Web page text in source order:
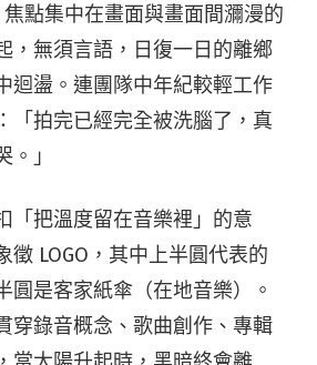
點集中在畫面與畫面間瀰漫的
，無須言語，日復一日的離鄉
迴盪。連團隊中年紀較輕工作
「拍完已經完全被洗腦了，真
」
「把溫度留在音樂裡」的意
徵 LOGO，其中上半圓代表的
圓是客家紙傘（在地音樂）。
穿錄音概念、歌曲創作、專輯